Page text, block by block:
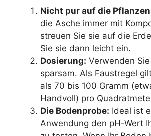
Nicht pur auf die
die Asche immer mit
streuen Sie sie auf die
Sie sie dann leicht ein.
Dosierung: Verwenden
sparsam. Als Faustregel
als 70 bis 100 Gramm
Handvoll) pro
Die Bodenprobe: Ideal ist
Anwendung den pH-Wert